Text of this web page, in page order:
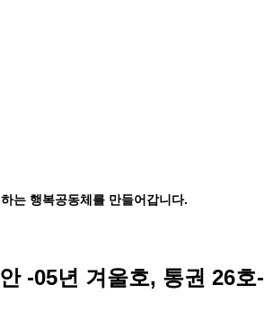
는 행복공동체를 만들어갑니다.
-05년 겨울호, 통권 26호-